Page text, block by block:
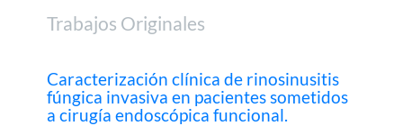
Trabajos Originales
Caracterización clínica de rinosinusitis
fúngica invasiva en pacientes sometidos
a cirugía endoscópica funcional.